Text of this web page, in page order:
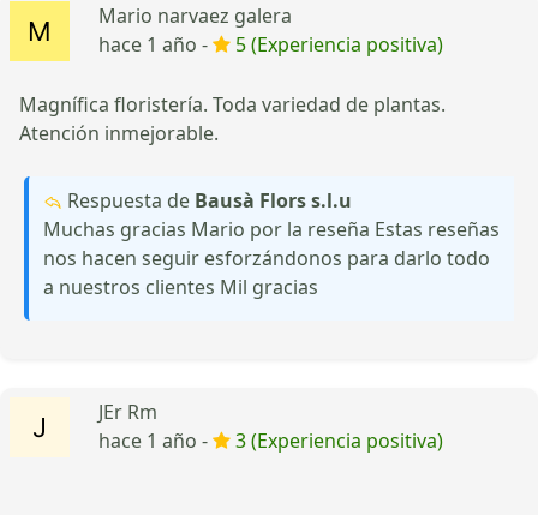
Mario narvaez galera
hace 1 año -
5 (Experiencia positiva)
Magnífica floristería. Toda variedad de plantas.
Atención inmejorable.
Respuesta de Bausà Flors s.l.u
Muchas gracias Mario por la reseña Estas reseñas
nos hacen seguir esforzándonos para darlo todo
a nuestros clientes Mil gracias
JEr Rm
hace 1 año -
3 (Experiencia positiva)